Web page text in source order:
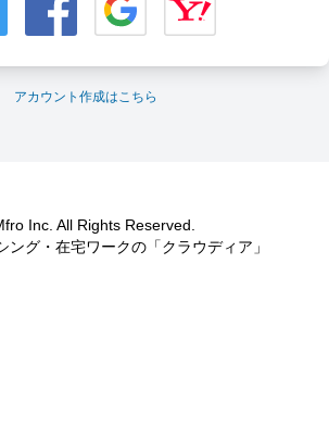
アカウント作成はこちら
Inc. All Rights Reserved.
ング・在宅ワークの「クラウディア」